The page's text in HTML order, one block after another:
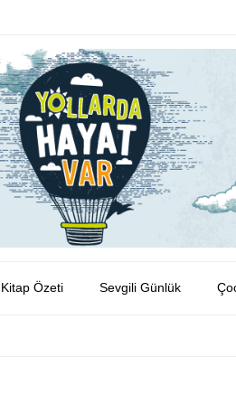
Kitap Özeti Sevgili Günlük